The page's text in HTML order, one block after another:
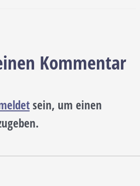
Kommentar
sein, um einen